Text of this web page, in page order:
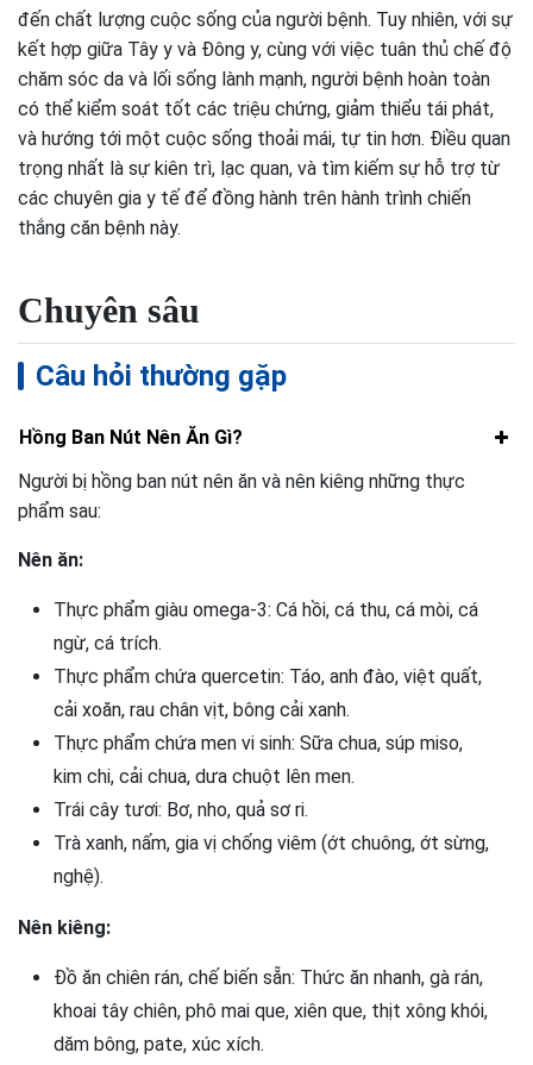
đến chất lượng cuộc sống của người bệnh. Tuy nhiên, với sự
kết hợp giữa Tây y và Đông y, cùng với việc tuân thủ chế độ
chăm sóc da và lối sống lành mạnh, người bệnh hoàn toàn
có thể kiểm soát tốt các triệu chứng, giảm thiểu tái phát,
và hướng tới một cuộc sống thoải mái, tự tin hơn. Điều quan
trọng nhất là sự kiên trì, lạc quan, và tìm kiếm sự hỗ trợ từ
các chuyên gia y tế để đồng hành trên hành trình chiến
thắng căn bệnh này.
Chuyên sâu
Câu hỏi thường gặp
Hồng Ban Nút Nên Ăn Gì?
Người bị hồng ban nút nên ăn và nên kiêng những thực
phẩm sau:
Nên ăn:
Thực phẩm giàu omega-3: Cá hồi, cá thu, cá mòi, cá
ngừ, cá trích.
Thực phẩm chứa quercetin: Táo, anh đào, việt quất,
cải xoăn, rau chân vịt, bông cải xanh.
Thực phẩm chứa men vi sinh: Sữa chua, súp miso,
kim chi, cải chua, dưa chuột lên men.
Trái cây tươi: Bơ, nho, quả sơ ri.
Trà xanh, nấm, gia vị chống viêm (ớt chuông, ớt sừng,
nghệ).
Nên kiêng:
Đồ ăn chiên rán, chế biến sẵn: Thức ăn nhanh, gà rán,
khoai tây chiên, phô mai que, xiên que, thịt xông khói,
dăm bông, pate, xúc xích.